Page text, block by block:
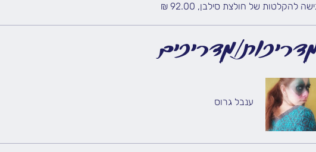
להקלטות של חולצת סילבן, ‏92.00 ‏₪
מדריכים
ענבל גרוס